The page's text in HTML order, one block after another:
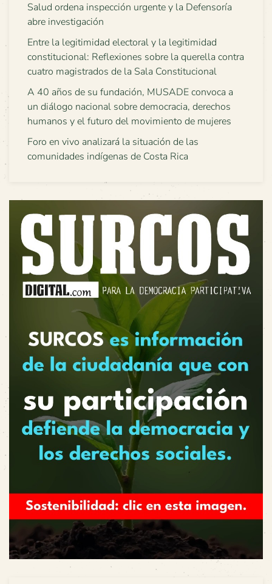
Salud ordena inspección urgente y la Defensoría
abre investigación
Entre la legitimidad electoral y la legitimidad
constitucional: Reflexiones sobre la querella contra
cuatro magistrados de la Sala Constitucional
A 40 años de su fundación, MUSADE convoca a
un diálogo nacional sobre democracia, derechos
humanos y el futuro del movimiento de mujeres
Foro en vivo analizará la situación de las
comunidades indígenas de Costa Rica